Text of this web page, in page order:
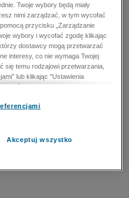
Twoje wybory będą miały
nimi zarządzać, w tym wycofać
przycisku „Zarządzanie
wybory i wycofać zgodę klikając
dostawcy mogą przetwarzać
interesy, co nie wymaga Twojej
się temu rodzajowi przetwarzania,
lub klikając "Ustawienia
się przetwarzaniu przez
a w tym celu mogą zostać
i prezentacji reklam i
Akceptuj wszystko